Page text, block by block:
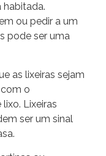
habitada.
ou pedir a um
pode ser uma
as lixeiras sejam
o
Lixeiras
ser um sinal